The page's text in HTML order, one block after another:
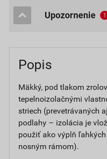
upozornenie 1
Popis
Mäkký, pod tlakom
tepelnoizolačnými
striech (prevetrávaných
podlahy – izolácia je
použiť ako výplň
nosným rámom).